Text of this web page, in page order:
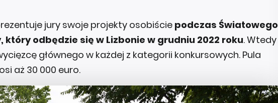
jury swoje projekty osobiście podczas Światowego
odbędzie się w Lizbonie w grudniu 2022 roku. Wtedy
głównego w każdej z kategorii konkursowych. Pula
aż 30 000 euro.